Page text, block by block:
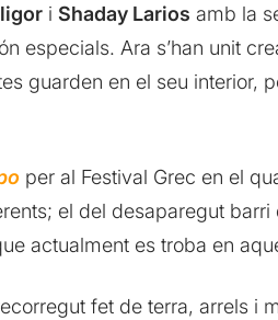
i Shaday Larios amb la
especials. Ara s’han unit
guarden en el seu interior,
per al Festival Grec en el
el del desaparegut
actualment es troba en
fet de terra, arrels i